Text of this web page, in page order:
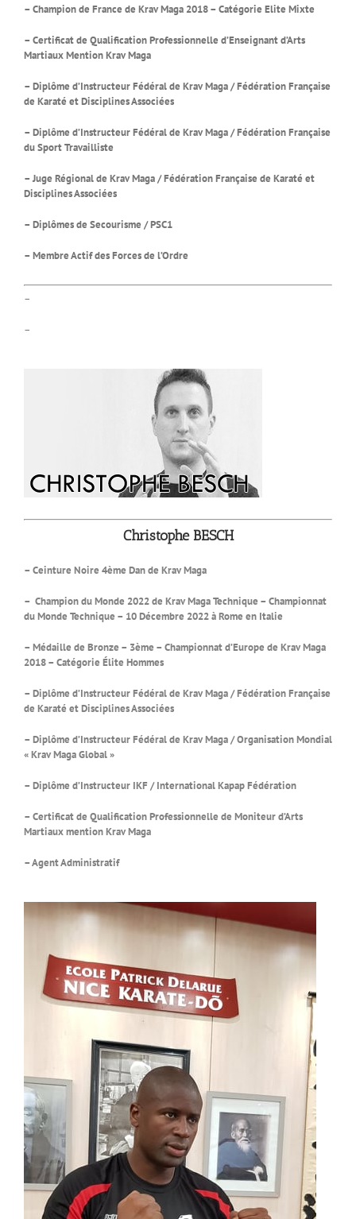
– Champion de France de Krav Maga 2018 – Catégorie Elite Mixte
– Certificat de Qualification Professionnelle d’Enseignant d’Arts
Martiaux Mention Krav Maga
– Diplôme d’Instructeur Fédéral de Krav Maga / Fédération Française
de Karaté et Disciplines Associées
– Diplôme d’Instructeur Fédéral de Krav Maga / Fédération Française
du Sport Travailliste
– Juge Régional de Krav Maga / Fédération Française de Karaté et
Disciplines Associées
– Diplômes de Secourisme / PSC1
– Membre Actif des Forces de l’Ordre
–
–
Christophe BESCH
– Ceinture Noire 4ème Dan de Krav Maga
– Champion du Monde 2022 de Krav Maga Technique – Championnat
du Monde Technique – 10 Décembre 2022 à Rome en Italie
– Médaille de Bronze – 3ème – Championnat d’Europe de Krav Maga
2018 – Catégorie Élite Hommes
– Diplôme d’Instructeur Fédéral de Krav Maga / Fédération Française
de Karaté et Disciplines Associées
– Diplôme d’Instructeur Fédéral de Krav Maga / Organisation Mondial
« Krav Maga Global »
– Diplôme d’Instructeur IKF / International Kapap Fédération
– Certificat de Qualification Professionnelle de Moniteur d’Arts
Martiaux mention Krav Maga
– Agent Administratif